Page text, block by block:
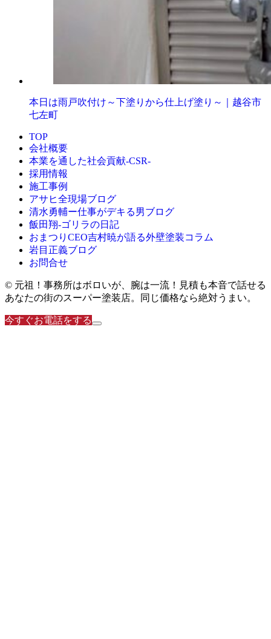
本日は雨戸吹付け～下塗りから仕上げ塗り～｜越谷市
七左町
TOP
会社概要
本業を通した社会貢献-CSR-
採用情報
施工事例
アサヒ全現場ブログ
清水勇輔ー仕事がデキる男ブログ
飯田翔-ゴリラの日記
おまつりCEO吉村暁が語る外壁塗装コラム
岩目正義ブログ
お問合せ
© 元祖！事務所はボロいが、腕は一流！見積も本音で話せる
あなたの街のスーパー塗装店。同じ価格なら絶対うまい。
今すぐお電話をする